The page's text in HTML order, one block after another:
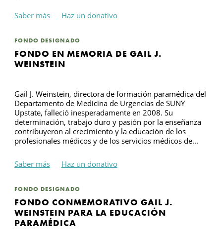
Saber más Haz un donativo
FONDO DESIGNADO
FONDO EN MEMORIA DE GAIL J.
WEINSTEIN
Gail J. Weinstein, directora de formación paramédica del
Departamento de Medicina de Urgencias de SUNY
Upstate, falleció inesperadamente en 2008. Su
determinación, trabajo duro y pasión por la enseñanza
contribuyeron al crecimiento y la educación de los
profesionales médicos y de los servicios médicos de...
Saber más Haz un donativo
FONDO DESIGNADO
FONDO CONMEMORATIVO GAIL J.
WEINSTEIN PARA LA EDUCACIÓN
PARAMÉDICA